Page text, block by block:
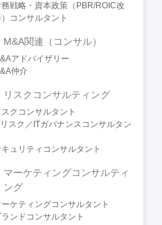
務戦略・資本政策（PBR/ROIC改
コンサルタント
M&A関連（コンサル）
アドバイザリー
仲介
リスクコンサルティング
スクコンサルタント
リスク／ITガバナンスコンサルタン
キュリティコンサルタント
マーケティングコンサルティ
ング
ーケティングコンサルタント
ランドコンサルタント